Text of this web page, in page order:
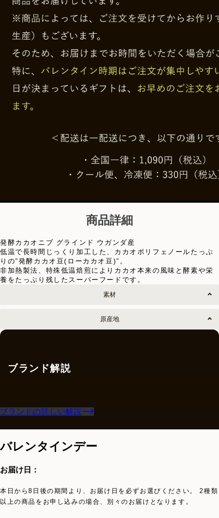
商品詳細
発酵カカオニブ グラインド ウガンダ産
低温で長時間じっくり加工した、カカオポリフェノールたっぷ
りの”発酵カカオ豆(ローカカオ豆)”。
非加熱製法、特殊低温焙煎によりカカオ本来の風味と酵素や栄
養をたっぷり残したスーパーフードです。
素材
原産地
ブランド解説
ブランドの詳しい解説
バレンタインデー
お届け日：
本日から8日後の期間より、お届け日を必ずお選びください。 2種類
以上の商品をお申し込みの場合、別々のお届けとなります。